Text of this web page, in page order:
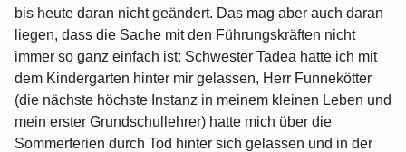
bis heute daran nicht geändert. Das mag aber auch daran
liegen, dass die Sache mit den Führungskräften nicht
immer so ganz einfach ist: Schwester Tadea hatte ich mit
dem Kindergarten hinter mir gelassen, Herr Funnekötter
(die nächste höchste Instanz in meinem kleinen Leben und
mein erster Grundschullehrer) hatte mich über die
Sommerferien durch Tod hinter sich gelassen und in der